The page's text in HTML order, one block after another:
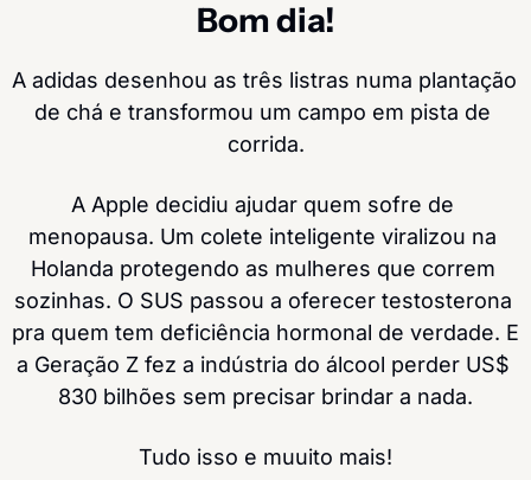
Bom dia!
A adidas desenhou as três listras numa plantação
de chá e transformou um campo em pista de
corrida.
A Apple decidiu ajudar quem sofre de
menopausa. Um colete inteligente viralizou na
Holanda protegendo as mulheres que correm
sozinhas. O SUS passou a oferecer testosterona
pra quem tem deficiência hormonal de verdade. E
a Geração Z fez a indústria do álcool perder US$
830 bilhões sem precisar brindar a nada.
Tudo isso e muuito mais!